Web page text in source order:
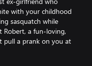
with your childhood
sasquatch while
Robert, a fun-loving,
pull a prank on you at
to call after school,